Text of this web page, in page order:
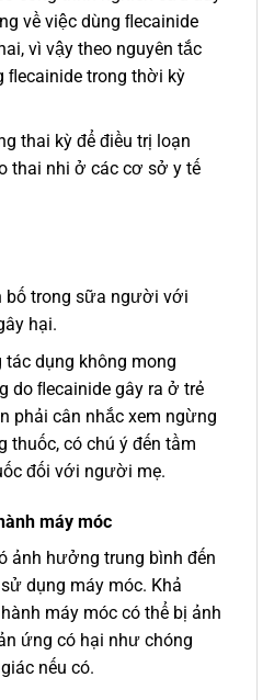
về việc dùng ﬂecainide
vì vậy theo nguyên tắc
ﬂecainide trong thời kỳ
thai kỳ để điều trị loạn
thai nhi ở các cơ sở y tế
bố trong sữa người với
hại.
dụng không mong
do ﬂecainide gây ra ở trẻ
phải cân nhắc xem ngừng
thuốc, có chú ý đến tầm
đối với người mẹ.
máy móc
ảnh hưởng trung bình đến
dụng máy móc. Khả
máy móc có thể bị ảnh
ứng có hại như chóng
nếu có.